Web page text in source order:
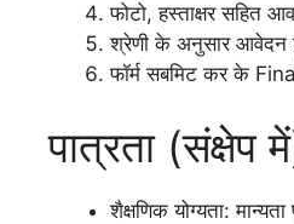
फोटो, हस्ताक्षर सहित
श्रेणी के अनुसार आवेदन
फॉर्म सबमिट कर के
पात्रता (संक्षेप
शैक्षणिक योग्यता: